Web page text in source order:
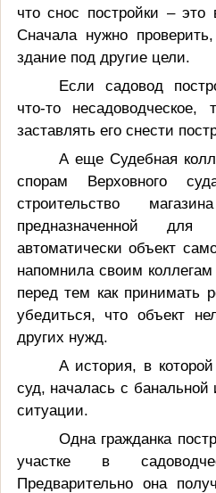
что снос постройки – это
Сначала нужно
здание под другие цели.
Если садовод
что-то
заставлять его снести
А еще Судебная
спорам Верховного
строительство
предназначенной
автоматически объект
напомнила своим
перед тем как принимать
убедиться, что объект
других нужд.
А история, в
суд, началась с
ситуации.
Одна гражданка
участке в
Предварительно она